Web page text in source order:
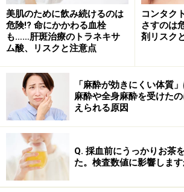
少しだけ手間がかかりますが、可能な
ください。
※記事内容は執筆時点のものです。最新の内
※当サイトにおける医師・医療従事者等によ
断・治療行為ではありません。診断・治療
切な医療機関での受診をおすすめいたしま
個人の見解によるものであり、全ての方への
のではありません。当サイトで提供する情報
かなる損害についても、当社、各ガイド、
情報提供者は一切の責任を負いかねます。
免責事項
美肌のために飲み続けるのは
危険!? 命にかかわる血栓
も……肝斑治療のトラネキサ
ム酸、リスクと注意点
コンタク
さすのは
剤リスク
「麻酔が効きにくい体質
麻酔や全身麻酔を受けた
えられる原因
Q. 採血前にうっかりお茶
た。検査数値に影響します